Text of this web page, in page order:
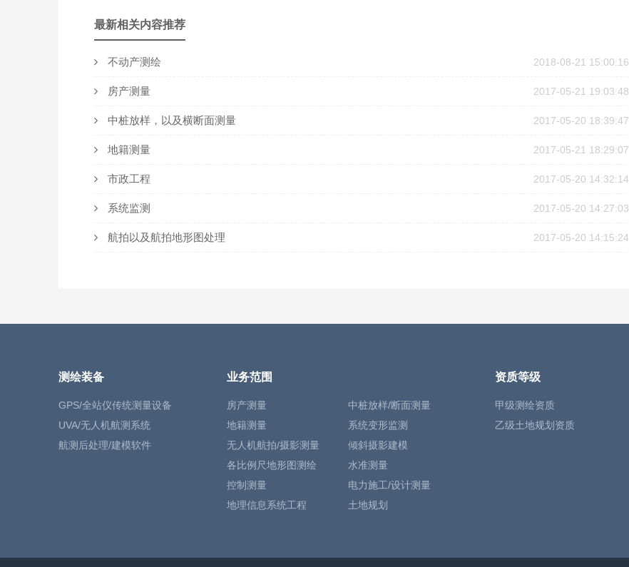
最新相关内容推荐
不动产测绘 2018-08-21 15:00:16
房产测量 2017-05-21 19:03:48
中桩放样，以及横断面测量 2017-05-20 18:39:47
地籍测量 2017-05-21 18:29:07
市政工程 2017-05-20 14:32:14
系统监测 2017-05-20 14:27:03
航拍以及航拍地形图处理 2017-05-20 14:15:24
测绘装备
GPS/全站仪传统测量设备
UVA/无人机航测系统
航测后处理/建模软件
业务范围
房产测量
中桩放样/断面测量
地籍测量
系统变形监测
无人机航拍/摄影测量
倾斜摄影建模
各比例尺地形图测绘
水准测量
控制测量
电力施工/设计测量
地理信息系统工程
土地规划
资质等级
甲级测绘资质
乙级土地规划资质